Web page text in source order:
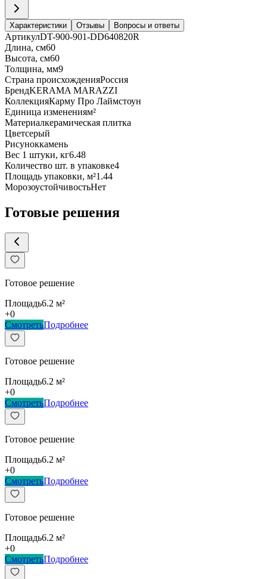
Характеристики Отзывы Вопросы и ответы
АртикулDT-900-901-DD640820R
Длина, см60
Высота, см60
Толщина, мм9
Страна происхожденияРоссия
БрендKERAMA MARAZZI
КоллекцияКарму Про Лаймстоун
Единица изменениям²
Материалкерамическая плитка
Цветсерый
Рисуноккамень
Вес 1 штуки, кг6.48
Количество шт. в упаковке4
Площадь упаковки, м²1.44
МорозоустойчивостьНет
Готовые решения
Готовое решение
Площадь6.2 м²
+0
СмотретьПодробнее
Готовое решение
Площадь6.2 м²
+0
СмотретьПодробнее
Готовое решение
Площадь6.2 м²
+0
СмотретьПодробнее
Готовое решение
Площадь6.2 м²
+0
СмотретьПодробнее